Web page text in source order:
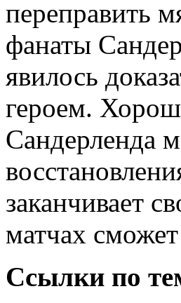
переправить
фанаты
явилось
героем.
Сандерленда
заканчивает
матчах
Ссылки по